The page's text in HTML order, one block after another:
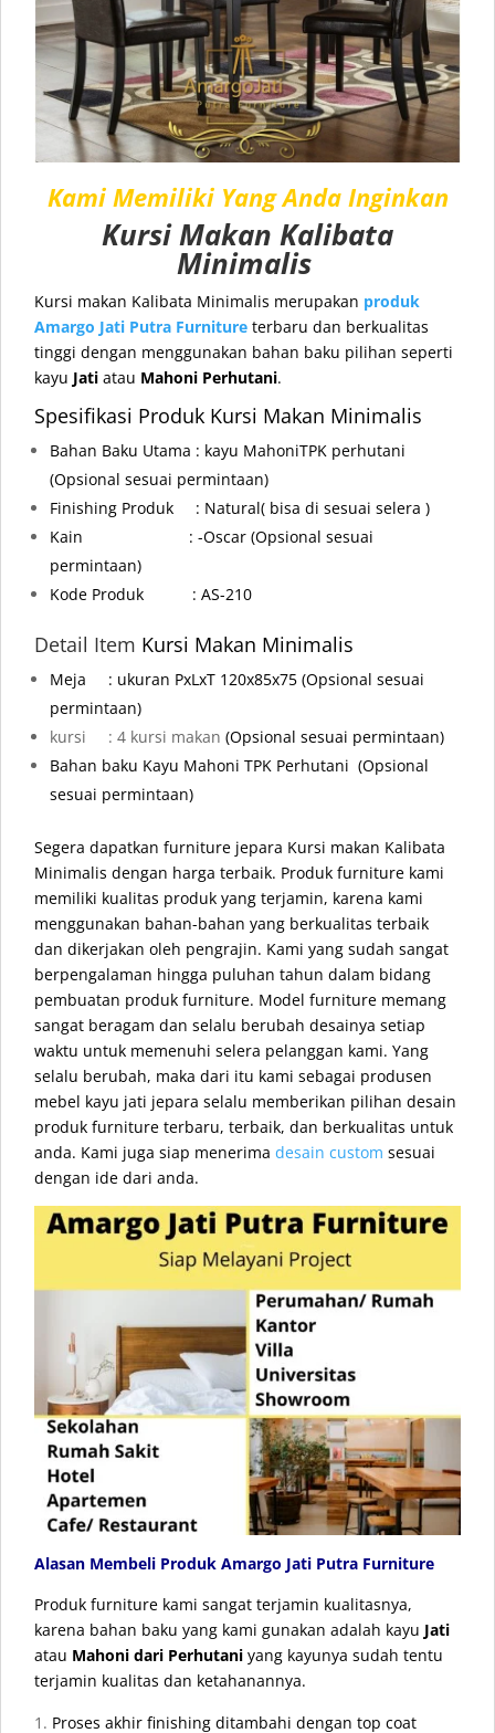
Kami Memiliki Yang Anda Inginkan
Kursi Makan Kalibata
Minimalis
Kursi makan Kalibata Minimalis merupakan produk
Amargo Jati Putra Furniture terbaru dan berkualitas
tinggi dengan menggunakan bahan baku pilihan seperti
kayu Jati atau Mahoni Perhutani.
Spesifikasi Produk Kursi Makan Minimalis
Bahan Baku Utama : kayu MahoniTPK perhutani
(Opsional sesuai permintaan)
Finishing Produk : Natural( bisa di sesuai selera )
Kain : -Oscar (Opsional sesuai
permintaan)
Kode Produk : AS-210
Detail Item Kursi Makan Minimalis
Meja
: ukuran PxLxT 120x85x75 (Opsional sesuai
permintaan)
kursi : 4 kursi makan (Opsional sesuai permintaan)
Bahan baku Kayu Mahoni TPK Perhutani (Opsional
sesuai permintaan)
Segera dapatkan furniture jepara Kursi makan Kalibata
Minimalis dengan harga terbaik. Produk furniture kami
memiliki kualitas produk yang terjamin, karena kami
menggunakan bahan-bahan yang berkualitas terbaik
dan dikerjakan oleh pengrajin. Kami yang sudah sangat
berpengalaman hingga puluhan tahun dalam bidang
pembuatan produk furniture. Model furniture memang
sangat beragam dan selalu berubah desainya setiap
waktu untuk memenuhi selera pelanggan kami. Yang
selalu berubah, maka dari itu kami sebagai produsen
mebel kayu jati jepara selalu memberikan pilihan desain
produk furniture terbaru, terbaik, dan berkualitas untuk
anda. Kami juga siap menerima desain custom sesuai
dengan ide dari anda.
Alasan Membeli Produk Amargo Jati Putra Furniture
Produk furniture kami sangat terjamin kualitasnya,
karena bahan baku yang kami gunakan adalah kayu Jati
atau Mahoni dari Perhutani yang kayunya sudah tentu
terjamin kualitas dan ketahanannya.
Proses akhir finishing ditambahi dengan top coat